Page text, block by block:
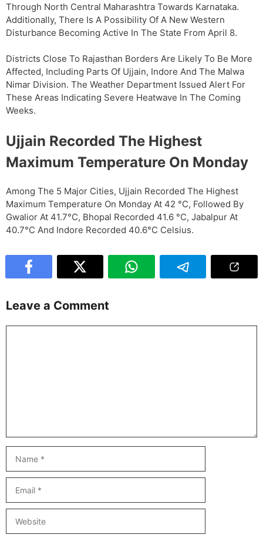
Through North Central Maharashtra Towards Karnataka.
Additionally, There Is A Possibility Of A New Western
Disturbance Becoming Active In The State From April 8.
Districts Close To Rajasthan Borders Are Likely To Be More
Affected, Including Parts Of Ujjain, Indore And The Malwa
Nimar Division. The Weather Department Issued Alert For
These Areas Indicating Severe Heatwave In The Coming
Weeks.
Ujjain Recorded The Highest
Maximum Temperature On Monday
Among The 5 Major Cities, Ujjain Recorded The Highest
Maximum Temperature On Monday At 42 °C, Followed By
Gwalior At 41.7°C, Bhopal Recorded 41.6 °C, Jabalpur At
40.7°C And Indore Recorded 40.6°C Celsius.
Leave a Comment